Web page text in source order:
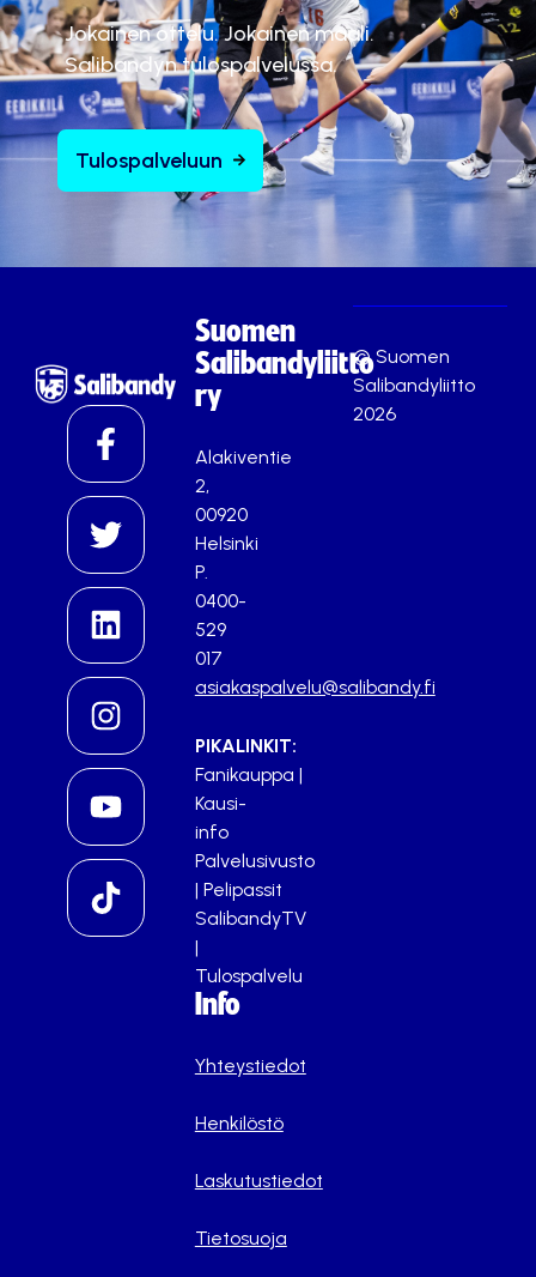
Jokainen ottelu. Jokainen maali.
Salibandyn tulospalvelussa.
Tulospalveluun
Suomen
Salibandyliitto
ry
Alakiventie
2,
00920
Helsinki
P.
0400-
529
017
asiakaspalvelu@salibandy.fi
PIKALINKIT:
Fanikauppa |
Kausi-
info
Palvelusivusto
| Pelipassit
SalibandyTV
|
Tulospalvelu
Info
Yhteystiedot
Henkilöstö
Laskutustiedot
Tietosuoja
© Suomen
Salibandyliitto
2026